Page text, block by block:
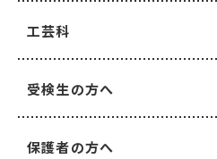
工芸科
受検生の方へ
保護者の方へ